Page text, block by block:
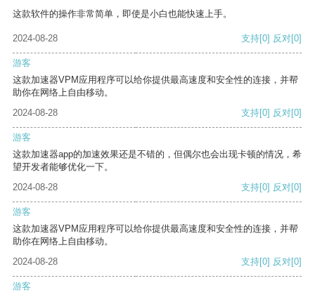
这款软件的操作非常简单，即使是小白也能快速上手。
2024-08-28 支持[0] 反对[0]
游客
这款加速器VPM应用程序可以给你提供最高速度和安全性的连接，并帮
助你在网络上自由移动。
2024-08-28
支持[0] 反对[0]
游客
这款加速器app的加速效果还是不错的，但偶尔也会出现卡顿的情况，希
望开发者能够优化一下。
2024-08-28
支持[0] 反对[0]
游客
这款加速器VPM应用程序可以给你提供最高速度和安全性的连接，并帮
助你在网络上自由移动。
2024-08-28
支持[0] 反对[0]
游客